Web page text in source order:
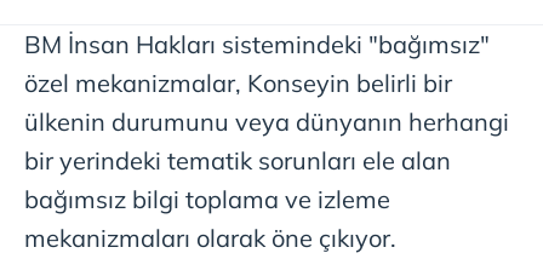
BM İnsan Hakları sistemindeki "bağımsız"
özel mekanizmalar, Konseyin belirli bir
ülkenin durumunu veya dünyanın herhangi
bir yerindeki tematik sorunları ele alan
bağımsız bilgi toplama ve izleme
mekanizmaları olarak öne çıkıyor.